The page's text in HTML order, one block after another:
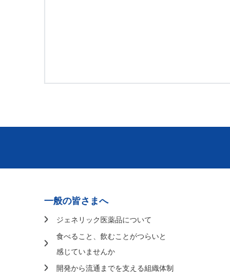
一般の皆さまへ
ジェネリック医薬品について
食べること、飲むことがつらいと
感じていませんか
開発から流通までを支える組織体制